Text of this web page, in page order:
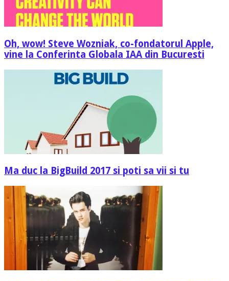
Oh, wow! Steve Wozniak, co-fondatorul Apple,
vine la Conferinta Globala IAA din Bucuresti
Ma duc la BigBuild 2017 si poti sa vii si tu